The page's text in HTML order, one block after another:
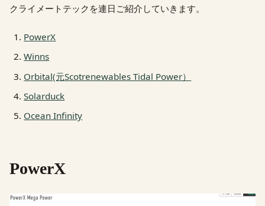
クライメートテックを連日ご紹介していきます。
PowerX
Winns
Orbital(元Scotrenewables Tidal Power）
Solarduck
Ocean Infinity
PowerX